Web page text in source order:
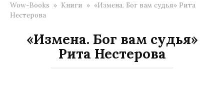
Wow-Books » Книги » «Измена. Бог вам судья» Рита
Нестерова
«Измена. Бог вам судья»
Рита Нестерова